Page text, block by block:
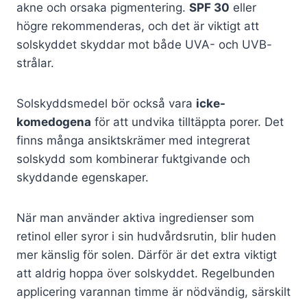
akne och orsaka pigmentering. SPF 30 eller
högre rekommenderas, och det är viktigt att
solskyddet skyddar mot både UVA- och UVB-
strålar.
Solskyddsmedel bör också vara icke-
komedogena för att undvika tilltäppta porer. Det
finns många ansiktskrämer med integrerat
solskydd som kombinerar fuktgivande och
skyddande egenskaper.
När man använder aktiva ingredienser som
retinol eller syror i sin hudvårdsrutin, blir huden
mer känslig för solen. Därför är det extra viktigt
att aldrig hoppa över solskyddet. Regelbunden
applicering varannan timme är nödvändig, särskilt